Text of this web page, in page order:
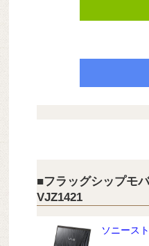
■フラッグシップモ
VJZ1421
ソニース